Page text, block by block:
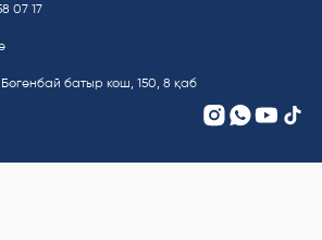
07 17
батыр көш, 150, 8 қаб